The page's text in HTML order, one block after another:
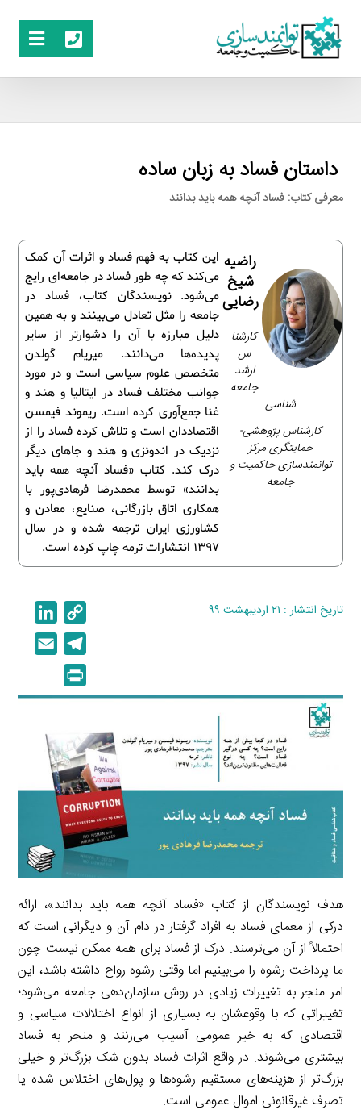
داستان فساد به زبان ساده
معرفی کتاب: فساد آنچه همه باید بدانند
این کتاب به فهم فساد و اثرات آن کمک
می‌کند که چه طور فساد در جامعه‌ای رایج
می‌شود. نویسندگان کتاب، فساد در
جامعه را مثل تعادل می‌بینند و به همین
دلیل مبارزه با آن را دشوارتر از سایر
پدیده‌ها می‌دانند. میریام گولدن
متخصص علوم سیاسی است و در مورد
جوانب مختلف فساد در ایتالیا و هند و
غنا جمع‌آوری کرده است. ریموند فیمسن
اقتصاددان است و تلاش کرده فساد را از
نزدیک در اندونزی و هند و جاهای دیگر
درک کند. کتاب «فساد آنچه همه باید
بدانند» توسط محمدرضا فرهادی‌پور با
همکاری اتاق بازرگانی، صنایع، معادن و
کشاورزی ایران ترجمه شده و در سال
1397 انتشارات ترمه چاپ کرده است.
راضیه
شیخ
رضایی
کارشنا
س
ارشد
جامعه
شناسی
کارشناس پژوهشی-
حمایتگری مرکز
توانمندسازی حاکمیت و
جامعه
تاریخ انتشار : ۲۱ اردیبهشت ۹۹
o
p
y
L
n
k
i
n
e
e
l
r
a
m
r
n
t
هدف نویسندگان از کتاب «فساد آنچه همه باید بدانند»، ارائه
درکی از معمای فساد به افراد گرفتار در دام آن و دیگرانی است که
احتمالاً از آن می‌ترسند. درک از فساد برای همه ممکن نیست چون
ما پرداخت رشوه را می‌بینیم اما وقتی رشوه رواج داشته باشد، این
امر منجر به تغییرات زیادی در روش سازمان‌دهی جامعه می‌شود؛
تغییراتی که با وقوعشان به بسیاری از انواع اختلالات سیاسی و
اقتصادی که به خیر عمومی آسیب می‌زنند و منجر به فساد
بیشتری می‌شوند. در واقع اثرات فساد بدون شک بزرگ‌تر و خیلی
بزرگ‌تر از هزینه‌های مستقیم رشوه‌ها و پول‌های اختلاس شده یا
تصرف غیرقانونی اموال عمومی است.